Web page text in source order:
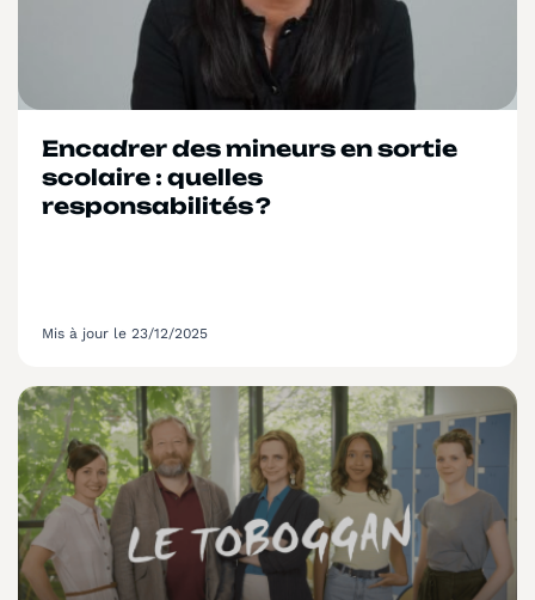
Encadrer des mineurs en sortie
scolaire : quelles
responsabilités ?
Mis à jour le 23/12/2025